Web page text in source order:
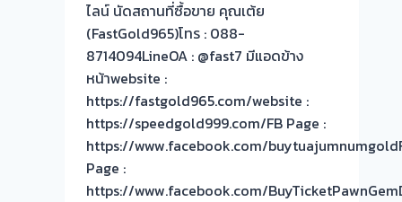
ต้อง
รอ
จบ
หน้า
งาน
ไว
📌
งาน
ไลน์ นัดสถานที่ซื้อขาย คุณเต้ย
(FastGold965)โทร : 088-
8714094LineOA : @fast7 มีแอดข้าง
หน้าwebsite :
https://fastgold965.com/website :
https://speedgold999.com/FB Page :
https://www.facebook.com/
Page :
https://www.facebook.com/